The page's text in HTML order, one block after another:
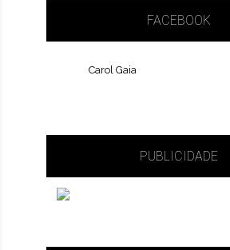
FACEBOOK
Carol Gaia
PUBLICIDADE